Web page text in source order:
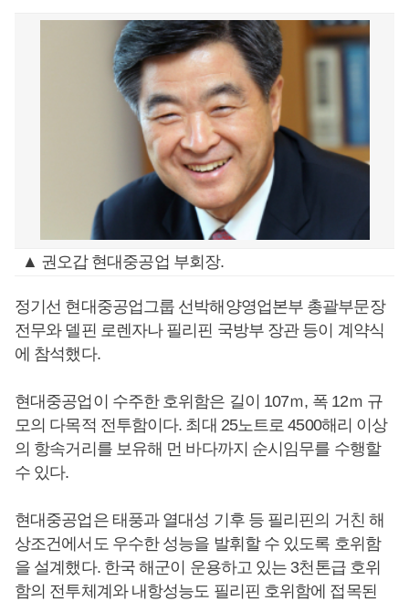
▲ 권오갑 현대중공업 부회장.
정기선 현대중공업그룹 선박해양영업본부 총괄부문장
전무와 델핀 로렌자나 필리핀 국방부 장관 등이 계약식
에 참석했다.
현대중공업이 수주한 호위함은 길이 107ｍ, 폭 12ｍ 규
모의 다목적 전투함이다. 최대 25노트로 4500해리 이상
의 항속거리를 보유해 먼 바다까지 순시임무를 수행할
수 있다.
현대중공업은 태풍과 열대성 기후 등 필리핀의 거친 해
상조건에서도 우수한 성능을 발휘할 수 있도록 호위함
을 설계했다. 한국 해군이 운용하고 있는 3천톤급 호위
함의 전투체계와 내항성능도 필리핀 호위함에 접목된